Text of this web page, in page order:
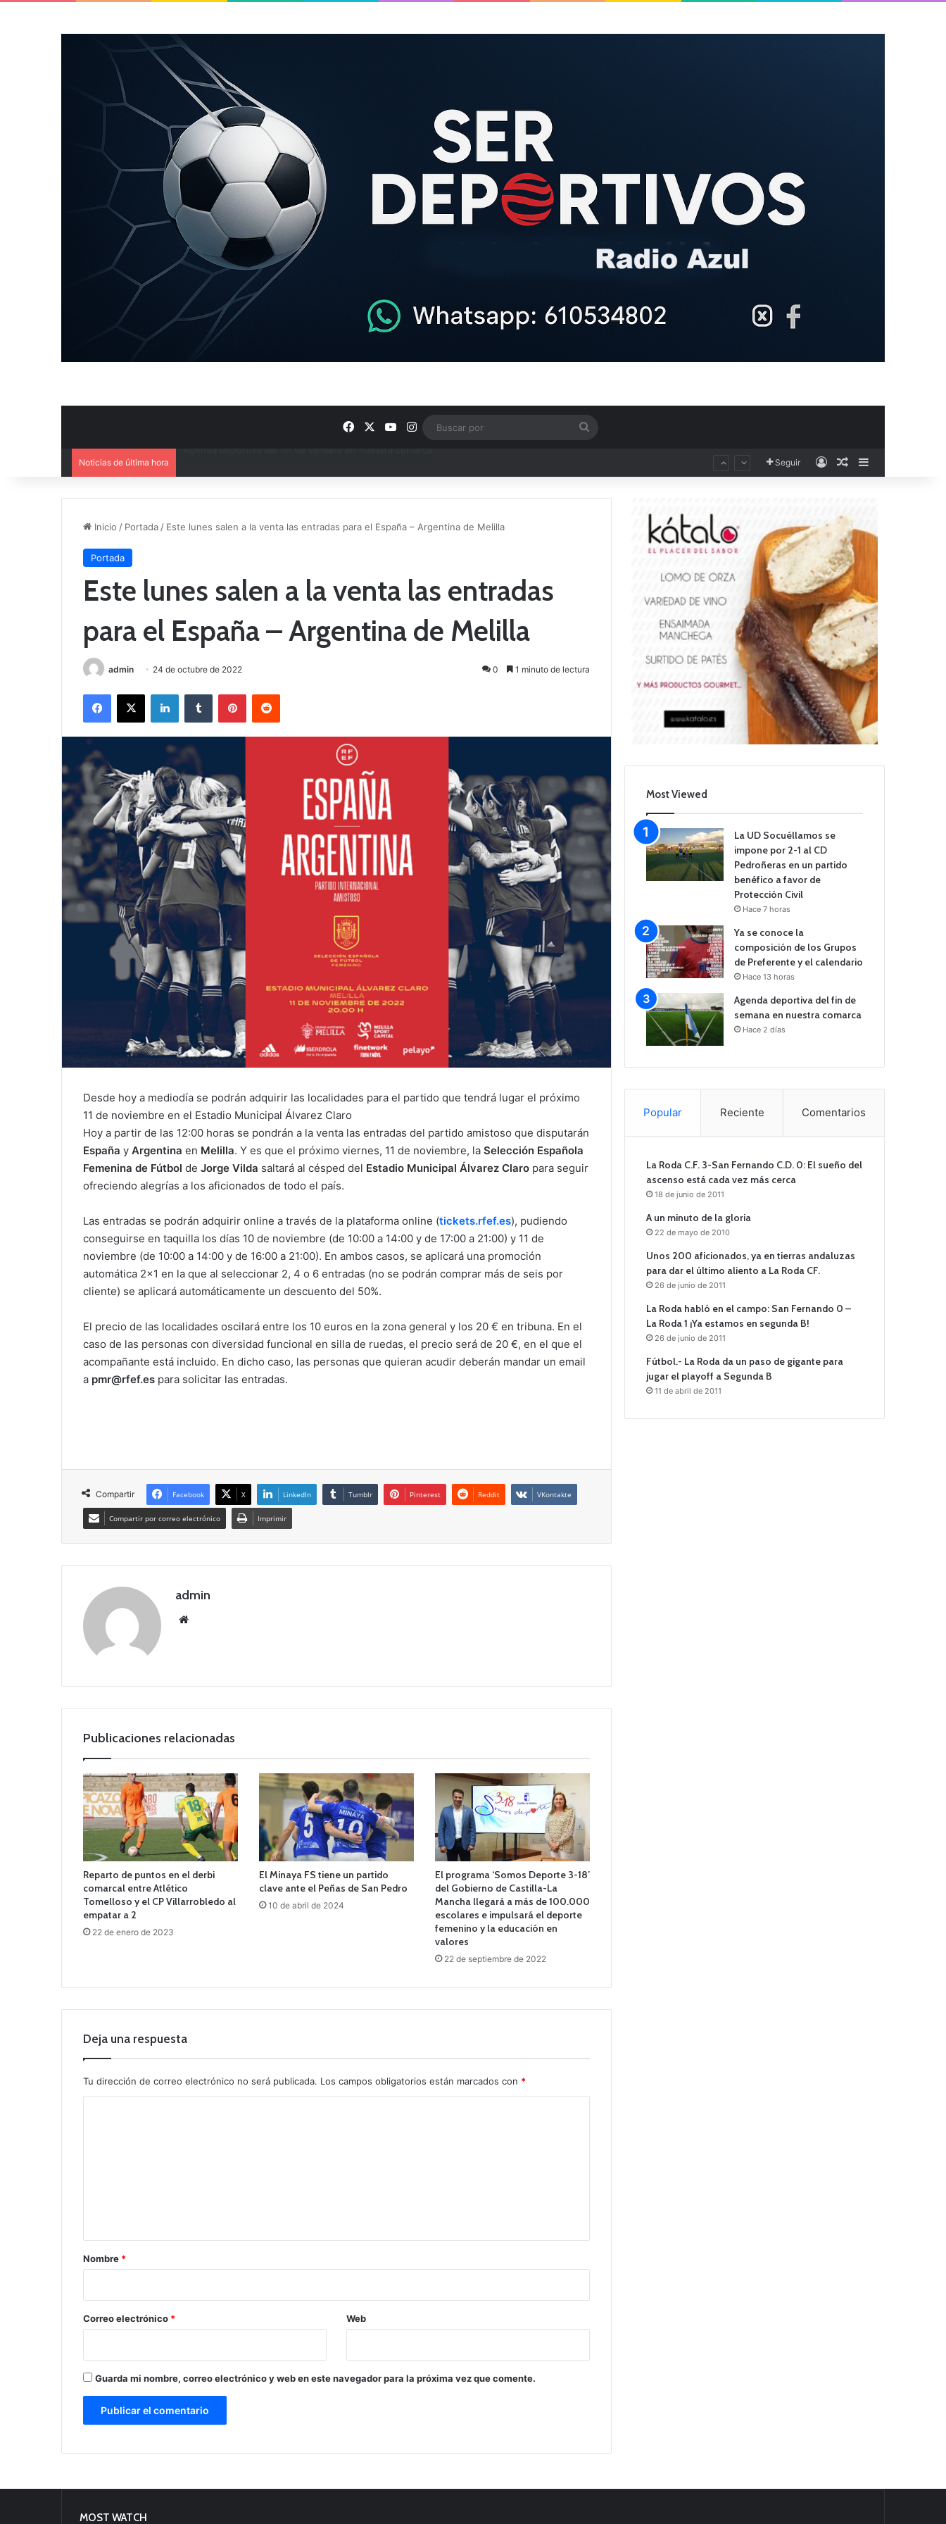
FacebookYouTube
Instagram
Noticias de última hora Seguir AccesoPublicación al
Inicio / Portada / Este lunes salen a la venta las entradas para el España – Argentina de Melilla
Portada
Este lunes salen a la venta las entradas
para el España – Argentina de Melilla
admin 24 de octubre de 2022 0 1 minuto de lectura
Desde hoy a mediodía se podrán adquirir las localidades para el partido que tendrá lugar el próximo
11 de noviembre en el Estadio Municipal Álvarez Claro
Hoy a partir de las 12:00 horas se pondrán a la venta las entradas del partido amistoso que disputarán
España y Argentina en Melilla. Y es que el próximo viernes, 11 de noviembre, la Selección Española
Femenina de Fútbol de Jorge Vilda saltará al césped del Estadio Municipal Álvarez Claro para seguir
ofreciendo alegrías a los aficionados de todo el país.
Las entradas se podrán adquirir online a través de la plataforma online (tickets.rfef.es), pudiendo
conseguirse en taquilla los días 10 de noviembre (de 10:00 a 14:00 y de 17:00 a 21:00) y 11 de
noviembre (de 10:00 a 14:00 y de 16:00 a 21:00). En ambos casos, se aplicará una promoción
automática 2×1 en la que al seleccionar 2, 4 o 6 entradas (no se podrán comprar más de seis por
cliente) se aplicará automáticamente un descuento del 50%.
El precio de las localidades oscilará entre los 10 euros en la zona general y los 20 € en tribuna. En el
caso de las personas con diversidad funcional en silla de ruedas, el precio será de 20 €, en el que el
acompañante está incluido. En dicho caso, las personas que quieran acudir deberán mandar un email
a pmr@rfef.es para solicitar las entradas.
Compartir Facebook X LinkedIn Tumblr Pinterest Reddit VKontakte
Compartir por correo electrónico Imprimir
admin
Publicaciones relacionadas
Reparto de puntos en el derbi
comarcal entre Atlético
Tomelloso y el CP Villarrobledo al
empatar a 2
22 de enero de 2023
El Minaya FS tiene un partido
clave ante el Peñas de San Pedro
10 de abril de 2024
El programa ‘Somos Deporte 3-18’
del Gobierno de Castilla-La
Mancha llegará a más de 100.000
escolares e impulsará el deporte
femenino y la educación en
valores
22 de septiembre de 2022
Deja una respuesta
Tu dirección de correo electrónico no será publicada. Los campos obligatorios están marcados con *
r
*
Nombre *
Correo electrónico * Web
Guarda mi nombre, correo electrónico y web en este navegador para la próxima vez que comente.
Most Viewed
La UD Socuéllamos se
impone por 2-1 al CD
Pedroñeras en un partido
benéfico a favor de
Protección Civil
Hace 7 horas
Ya se conoce la
composición de los Grupos
de Preferente y el calendario
Hace 13 horas
Agenda deportiva del fin de
semana en nuestra comarca
Hace 2 días
Popular Reciente Comentarios
La Roda C.F. 3-San Fernando C.D. 0: El sueño del
ascenso está cada vez más cerca
18 de junio de 2011
A un minuto de la gloria
22 de mayo de 2010
Unos 200 aficionados, ya en tierras andaluzas
para dar el último aliento a La Roda CF.
26 de junio de 2011
La Roda habló en el campo: San Fernando 0 –
La Roda 1 ¡Ya estamos en segunda B!
26 de junio de 2011
Fútbol.- La Roda da un paso de gigante para
jugar el playoff a Segunda B
11 de abril de 2011
MOST WATCH